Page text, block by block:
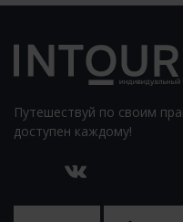
Путешествуй по своим
доступен каждому!